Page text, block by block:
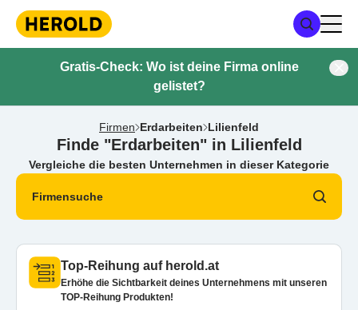
Gratis-Check: Wo ist deine Firma online
gelistet?
Firmen Erdarbeiten Lilienfeld
Finde "Erdarbeiten" in Lilienfeld
Vergleiche die besten Unternehmen in dieser Kategorie
Firmensuche
Top-Reihung auf herold.at
Erhöhe die Sichtbarkeit deines Unternehmens mit unseren
TOP-Reihung Produkten!